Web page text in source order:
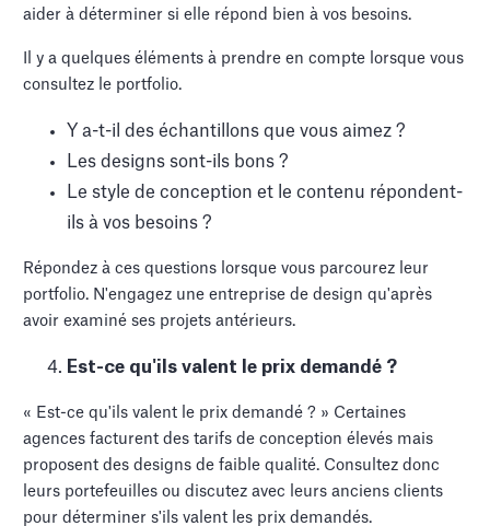
aider à déterminer si elle répond bien à vos besoins.
Il y a quelques éléments à prendre en compte lorsque vous
consultez le portfolio.
Y a-t-il des échantillons que vous aimez ?
Les designs sont-ils bons ?
Le style de conception et le contenu répondent-
ils à vos besoins ?
Répondez à ces questions lorsque vous parcourez leur
portfolio. N'engagez une entreprise de design qu'après
avoir examiné ses projets antérieurs.
Est-ce qu'ils valent le prix demandé ?
« Est-ce qu'ils valent le prix demandé ? » Certaines
agences facturent des tarifs de conception élevés mais
proposent des designs de faible qualité. Consultez donc
leurs portefeuilles ou discutez avec leurs anciens clients
pour déterminer s'ils valent les prix demandés.